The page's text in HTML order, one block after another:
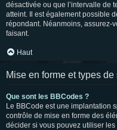
désactivée ou que l’intervalle de
atteint. Il est également possible
répondant. Néanmoins, assurez-
faisant.
Haut
Mise en forme et types de
Que sont les BBCodes ?
Le BBCode est une implantation
contrôle de mise en forme des
décider si vous pouvez utiliser